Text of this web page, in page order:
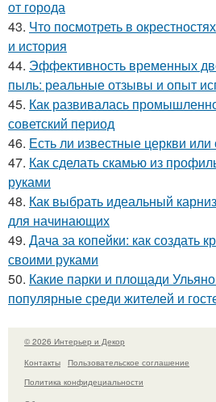
от города
43. Что посмотреть в
и история
44. Эффективность временных
пыль: реальные отзывы и опыт
45. Как развивалась
советский период
46. Есть ли известные церкви
47. Как сделать скамью из
руками
48. Как выбрать идеальный
для начинающих
49. Дача за копейки: как создать
своими руками
50. Какие парки и площади
популярные среди жителей и
© 2026 Интерьер и Декор
Контакты
Пользовательское соглашение
Политика конфидециальности